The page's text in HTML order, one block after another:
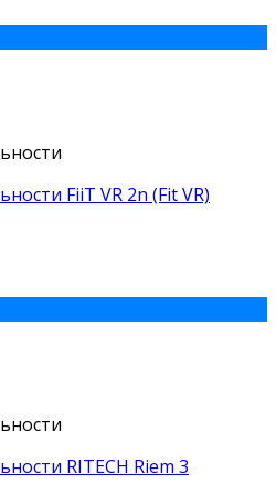
FiiT VR 2n (Fit VR)
RITECH Riem 3